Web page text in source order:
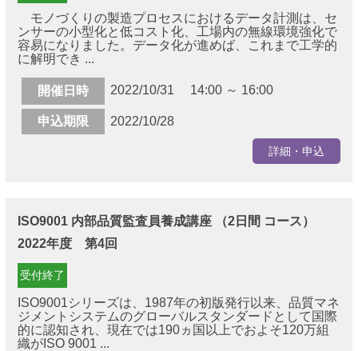
モノづくりの製造プロセスにおけるデータ計測は、セ
ンサーの小型化と低コスト化、工場内の無線環境強化で
容易になりました。データ化が進めば、これまで工学的
に解明でき ...
開催日時 2022/10/31 14:00 ～ 16:00
申込期限 2022/10/28
詳細・申込
ISO9001 内部品質監査員養成講座 （2日間 コース）
2022年度 第4回
受付終了
ISO9001シリーズは、1987年の初版発行以来、品質マネ
ジメントシステムのグローバルスタンダードとして国際
的に認知され、現在では190ヵ国以上でおよそ120万組
織がISO 9001 ...